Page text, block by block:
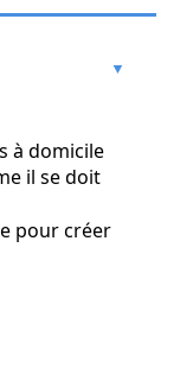
à domicile
il se doit
pour créer